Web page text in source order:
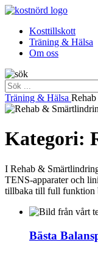
Kosttillskott
Träning & Hälsa
Om oss
Träning & Hälsa
Kategori:
I Rehab &
TENS-apparater och
tillbaka till full funktion
Bästa